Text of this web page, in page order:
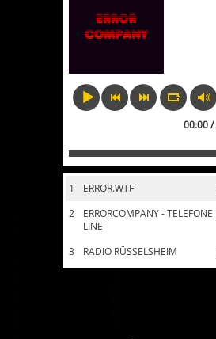
00:00 /
1
ERROR.WTF
2
ERRORCOMPANY - TELEFONE
LINE
3
RADIO RÜSSELSHEIM